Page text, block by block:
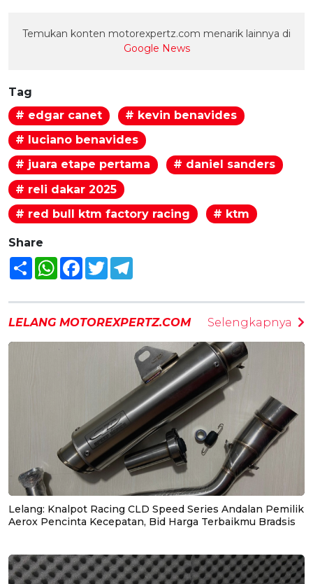
Temukan konten motorexpertz.com menarik lainnya di
Google News
Tag
# edgar canet
# kevin benavides
# luciano benavides
# juara etape pertama
# daniel sanders
# reli dakar 2025
# red bull ktm factory racing
# ktm
Share
Share WhatsAppFacebook
Twitter
LELANG MOTOREXPERTZ.COM Selengkapnya
Lelang: Knalpot Racing CLD Speed Series Andalan Pemilik
Aerox Pencinta Kecepatan, Bid Harga Terbaikmu Bradsis